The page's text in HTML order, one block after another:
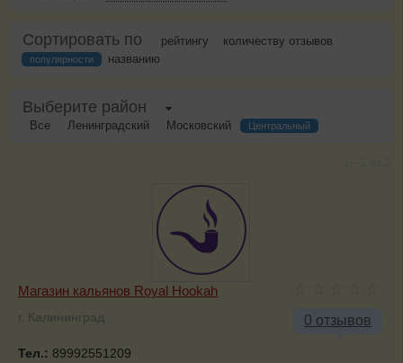
Сортировать по рейтингу количеству отзывов
популярности названию
Выберите район
Все Ленинградский Московский Центральный
0 отзывов
Магазин кальянов Royal Hookah
г. Калининград
Тел.: 89992551209